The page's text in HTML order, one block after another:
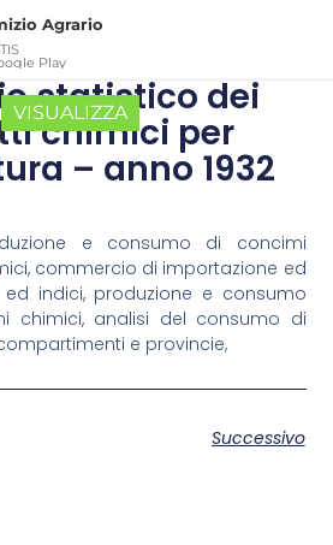
statistico dei
chimici per
– anno 1932
e consumo di concimi
commercio di importazione ed
ed indici, produzione e consumo
chimici, analisi del consumo di
e provincie,
Successivo
Agrario
Play
VISUALIZZA